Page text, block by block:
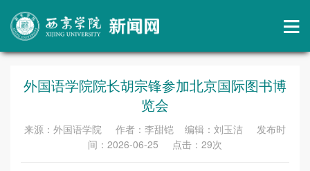
外国语学院院长胡宗锋参加北京国际图书博
览会
来源：外国语学院 作者：李甜铠 编辑：刘玉洁 发布时
间：2026-06-25 点击： 29次